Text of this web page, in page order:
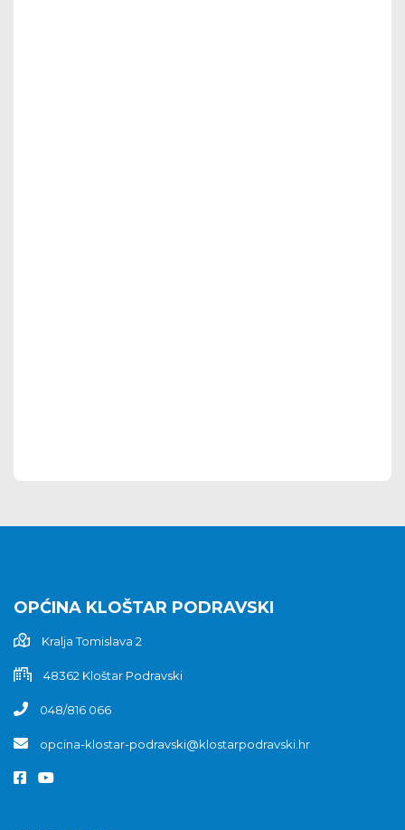
OPĆINA KLOŠTAR PODRAVSKI
Kralja Tomislava 2
48362 Kloštar Podravski
048/816 066
opcina-klostar-podravski@klostarpodravski.hr